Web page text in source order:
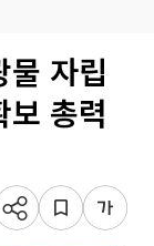
자립
총력